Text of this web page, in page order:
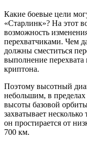
Какие боевые цели
«Старлинк»? На этот
возможность
перехватчиками. Чем
должны сместиться
выполнение
криптона.
Поэтому высотный
небольшим, в
высоты базовой
захватывает
он простирается от
700 км.